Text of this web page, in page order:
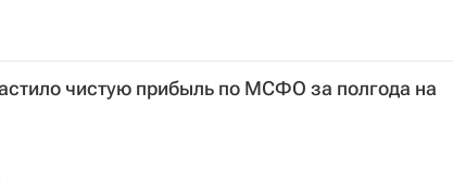
чистую прибыль по МСФО за полгода на